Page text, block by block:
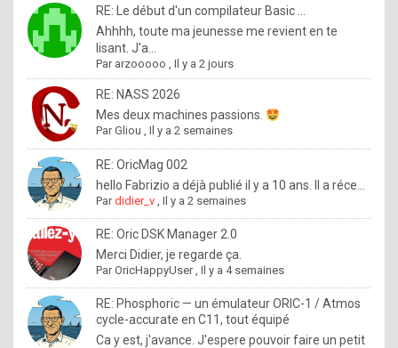
m
a
d
b
y
o
l
e
x
.
I
RE: Le début d'un compilateur Basic ...
Ahhhh, toute ma jeunesse me revient en te
lisant. J'a...
Par arzooooo ,Il y a 2 jours
RE: NASS 2026
Mes deux machines passions.
ParGliou ,Il y a 2 semaines
RE: OricMag 002
hello Fabrizio a déjà publié il y a 10 ans. Il a réce...
Pardidier_v ,Il y a 2 semaines
RE: Oric DSK Manager 2.0
Merci Didier, je regarde ça.
ParOricHappyUser,Il y a 4 semaines
RE: Phosphoric — un émulateur ORIC-1 / Atmos
cycle-accurate en C11, tout équipé
Ca y est, j'avance. J'espere pouvoir faire un petit